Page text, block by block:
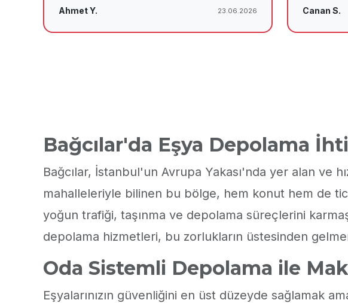
Ahmet Y. 23.06.2026 Canan S.
Bağcılar'da Eşya Depolama
Bağcılar, İstanbul'un Avrupa Yakası'nda yer alan ve
mahalleleriyle bilinen bu bölge, hem konut hem de
yoğun trafiği, taşınma ve depolama süreçlerini
depolama hizmetleri, bu zorlukların üstesinden
Oda Sistemli Depolama ile
Eşyalarınızın güvenliğini en üst düzeyde sağlamak